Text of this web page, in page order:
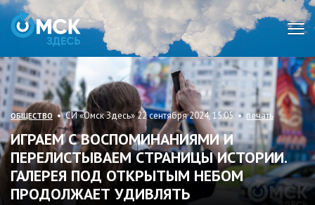
ОБЩЕСТВО• СИ «Омск Здесь» 22 сентября 2024, 15:05 • печать
ИГРАЕМ С ВОСПОМИНАНИЯМИ И
ПЕРЕЛИСТЫВАЕМ СТРАНИЦЫ ИСТОРИИ.
ГАЛЕРЕЯ ПОД ОТКРЫТЫМ НЕБОМ
ПРОДОЛЖАЕТ УДИВЛЯТЬ